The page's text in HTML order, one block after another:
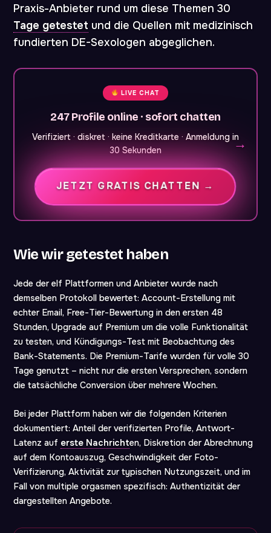
Praxis-Anbieter rund um diese Themen 30
Tage getestet und die Quellen mit medizinisch
fundierten DE-Sexologen abgeglichen.
LIVE CHAT
247 Profile online · sofort chatten
Verifiziert · diskret · keine Kreditkarte · Anmeldung in
30 Sekunden
JETZT GRATIS CHATTEN →
Wie wir getestet haben
Jede der elf Plattformen und Anbieter wurde nach
demselben Protokoll bewertet: Account-Erstellung mit
echter Email, Free-Tier-Bewertung in den ersten 48
Stunden, Upgrade auf Premium um die volle Funktionalität
zu testen, und Kündigungs-Test mit Beobachtung des
Bank-Statements. Die Premium-Tarife wurden für volle 30
Tage genutzt – nicht nur die ersten Versprechen, sondern
die tatsächliche Conversion über mehrere Wochen.
Bei jeder Plattform haben wir die folgenden Kriterien
dokumentiert: Anteil der verifizierten Profile, Antwort-
Latenz auf erste Nachrichten, Diskretion der Abrechnung
auf dem Kontoauszug, Geschwindigkeit der Foto-
Verifizierung, Aktivität zur typischen Nutzungszeit, und im
Fall von multiple orgasmen spezifisch: Authentizität der
dargestellten Angebote.